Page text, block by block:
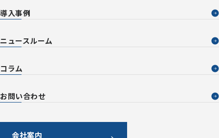
導入事例
ニュースルーム
コラム
お問い合わせ
会社案内